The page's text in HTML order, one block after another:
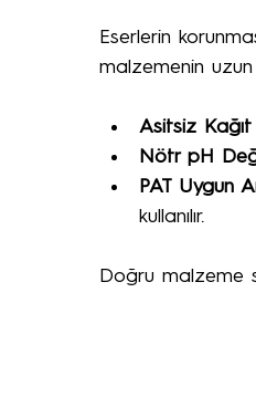
Eserlerin
malzemenin uzun
Asitsiz
Nötr pH
PAT Uygun
kullanılır.
Doğru malzeme